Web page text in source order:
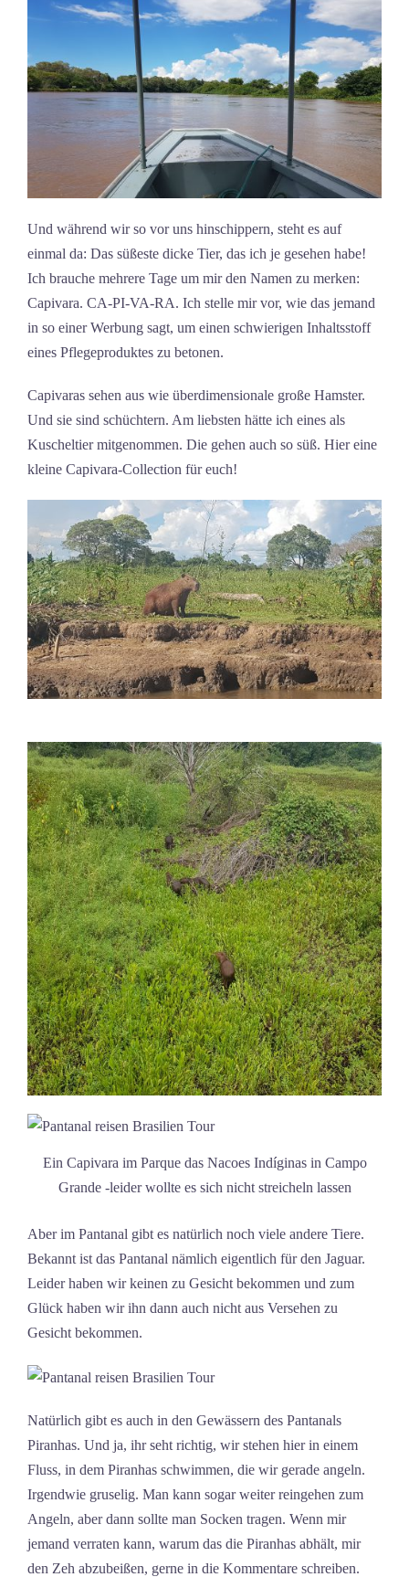
Und während wir so vor uns hinschippern, steht es auf
einmal da: Das süßeste dicke Tier, das ich je gesehen habe!
Ich brauche mehrere Tage um mir den Namen zu merken:
Capivara. CA-PI-VA-RA. Ich stelle mir vor, wie das jemand
in so einer Werbung sagt, um einen schwierigen Inhaltsstoff
eines Pflegeproduktes zu betonen.
Capivaras sehen aus wie überdimensionale große Hamster.
Und sie sind schüchtern. Am liebsten hätte ich eines als
Kuscheltier mitgenommen. Die gehen auch so süß. Hier eine
kleine Capivara-Collection für euch!
Ein Capivara im Parque das Nacoes Indíginas in Campo
Grande -leider wollte es sich nicht streicheln lassen
Aber im Pantanal gibt es natürlich noch viele andere Tiere.
Bekannt ist das Pantanal nämlich eigentlich für den Jaguar.
Leider haben wir keinen zu Gesicht bekommen und zum
Glück haben wir ihn dann auch nicht aus Versehen zu
Gesicht bekommen.
Natürlich gibt es auch in den Gewässern des Pantanals
Piranhas. Und ja, ihr seht richtig, wir stehen hier in einem
Fluss, in dem Piranhas schwimmen, die wir gerade angeln.
Irgendwie gruselig. Man kann sogar weiter reingehen zum
Angeln, aber dann sollte man Socken tragen. Wenn mir
jemand verraten kann, warum das die Piranhas abhält, mir
den Zeh abzubeißen, gerne in die Kommentare schreiben.